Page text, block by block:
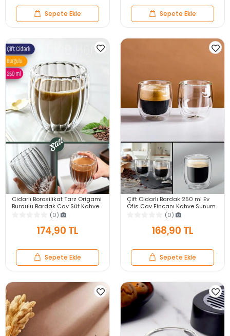
Sepete Ekle Sepete Ekle
Cidarlı Borosilikat Tarz Origami
Burgulu Bardak Çay Süt Kahve
Kupası Sıcak Soğuk İçecek
(0)
174,90 TL
Sepete Ekle
Çift Cidarlı Bardak 250 ml Ev
Ofis Çay Fincanı Kahve Sunum
Bardağı Dayanıklı Kupa Cam
(0)
168,90 TL
Sepete Ekle